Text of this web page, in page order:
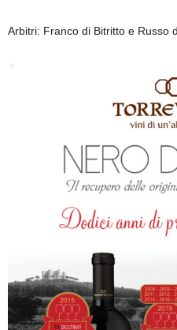
Arbitri: Franco di Bitritto e Russo